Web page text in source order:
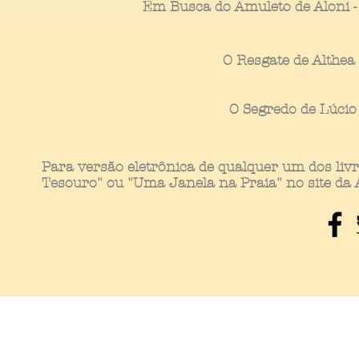
Em Busca do Amuleto de Aloni
O Resgate de
O Segredo de
Para versão eletrônica de qualquer um dos
Tesouro" ou "Uma Janela na Praia" no site da